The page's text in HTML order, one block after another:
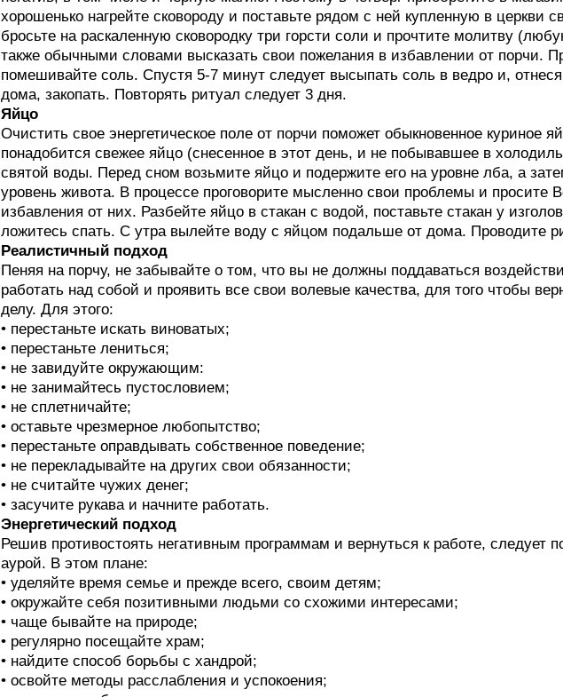
хорошенько нагрейте сковороду и поставьте рядом с ней купленную в церкви
бросьте на раскаленную сковородку три горсти соли и прочтите молитву
также обычными словами высказать свои пожелания в избавлении от порчи.
помешивайте соль. Спустя 5-7 минут следует высыпать соль в ведро и,
дома, закопать. Повторять ритуал следует 3 дня.
Яйцо
Очистить свое энергетическое поле от порчи поможет обыкновенное куриное
понадобится свежее яйцо (снесенное в этот день, и не побывавшее в
святой воды. Перед сном возьмите яйцо и подержите его на уровне лба, а
уровень живота. В процессе проговорите мысленно свои проблемы и просите
избавления от них. Разбейте яйцо в стакан с водой, поставьте стакан у
ложитесь спать. С утра вылейте воду с яйцом подальше от дома. Проводите
Реалистичный подход
Пеняя на порчу, не забывайте о том, что вы не должны поддаваться
работать над собой и проявить все свои волевые качества, для того чтобы
делу. Для этого:
• перестаньте искать виноватых;
• перестаньте лениться;
• не завидуйте окружающим:
• не занимайтесь пустословием;
• не сплетничайте;
• оставьте чрезмерное любопытство;
• перестаньте оправдывать собственное поведение;
• не перекладывайте на других свои обязанности;
• не считайте чужих денег;
• засучите рукава и начните работать.
Энергетический подход
Решив противостоять негативным программам и вернуться к работе, следует
аурой. В этом плане:
• уделяйте время семье и прежде всего, своим детям;
• окружайте себя позитивными людьми со схожими интересами;
• чаще бывайте на природе;
• регулярно посещайте храм;
• найдите способ борьбы с хандрой;
• освойте методы расслабления и успокоения;